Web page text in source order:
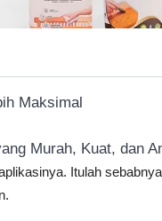
Maksimal
Murah, Kuat, dan
Itulah